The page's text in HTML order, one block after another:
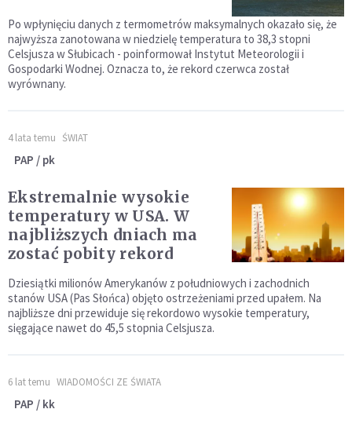
Po wpłynięciu danych z termometrów maksymalnych okazało się, że
najwyższa zanotowana w niedzielę temperatura to 38,3 stopni
Celsjusza w Słubicach - poinformował Instytut Meteorologii i
Gospodarki Wodnej. Oznacza to, że rekord czerwca został
wyrównany.
4 lata temu ŚWIAT
PAP / pk
Ekstremalnie wysokie
temperatury w USA. W
najbliższych dniach ma
zostać pobity rekord
Dziesiątki milionów Amerykanów z południowych i zachodnich
stanów USA (Pas Słońca) objęto ostrzeżeniami przed upałem. Na
najbliższe dni przewiduje się rekordowo wysokie temperatury,
sięgające nawet do 45,5 stopnia Celsjusza.
6 lat temu WIADOMOŚCI ZE ŚWIATA
PAP / kk